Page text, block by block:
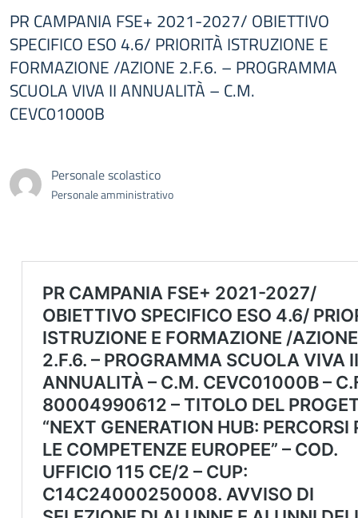
PR CAMPANIA FSE+ 2021-2027/ OBIETTIVO
SPECIFICO ESO 4.6/ PRIORITÀ ISTRUZIONE E
FORMAZIONE /AZIONE 2.F.6. – PROGRAMMA
SCUOLA VIVA II ANNUALITÀ – C.M.
CEVC01000B
Personale scolastico
Personale amministrativo